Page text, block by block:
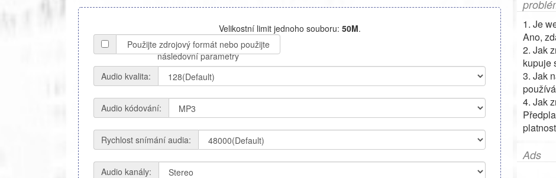
Velikostní limit jednoho souboru: 50M.
Použijte zdrojový formát nebo použijte
následovní parametry
Audio kvalita:
Audio kódování:
Rychlost snímání audia:
Audio kanály:
1. Je
Ano,
2. Jak
kupuje
3. Jak
4. Jak
Ads